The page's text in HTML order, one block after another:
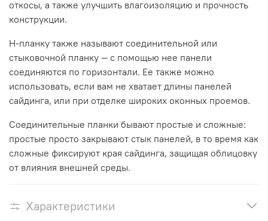
откосы, а также улучшить влагоизоляцию и прочность
конструкции.
H-планку также называют соединительной или
стыковочной планку — с помощью нее панели
соединяются по горизонтали. Ее также можно
использовать, если вам не хватает длины панелей
сайдинга, или при отделке широких оконных проемов.
Соединительные планки бывают простые и сложные:
простые просто закрывают стык панелей, в то время как
сложные фиксируют края сайдинга, защищая облицовку
от влияния внешней среды.
Характеристики